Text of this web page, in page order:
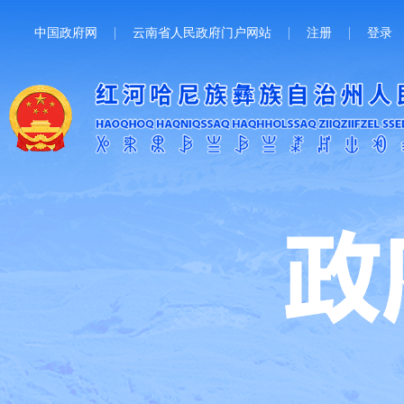
中国政府网 云南省人民政府门户网站 注册 登录